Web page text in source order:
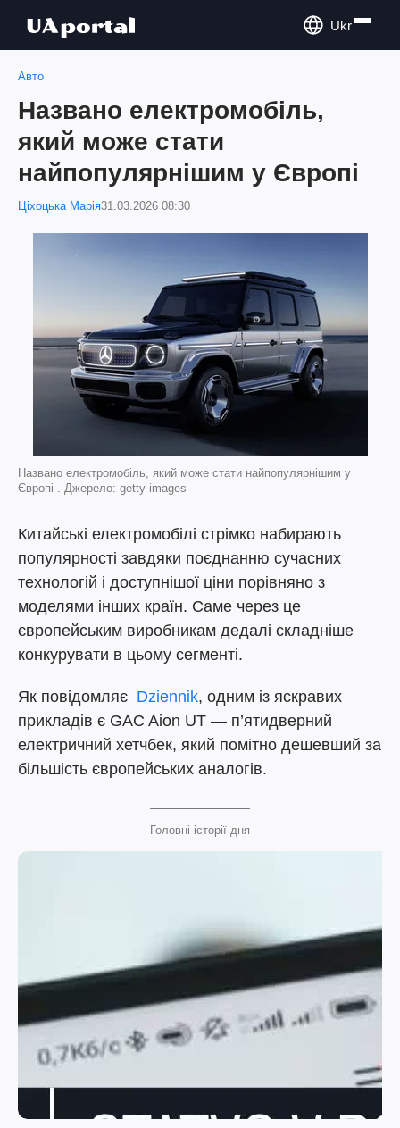
Ukr
Авто
Названо електромобіль,
який може стати
найпопулярнішим у Європі
Ціхоцька Марія31.03.2026 08:30
Названо електромобіль, який може стати найпопулярнішим у
Європі . Джерело: getty images
Китайські електромобілі стрімко набирають
популярності завдяки поєднанню сучасних
технологій і доступнішої ціни порівняно з
моделями інших країн. Саме через це
європейським виробникам дедалі складніше
конкурувати в цьому сегменті.
Як повідомляє Dziennik, одним із яскравих
прикладів є GAC Aion UT — п’ятидверний
електричний хетчбек, який помітно дешевший за
більшість європейських аналогів.
Головні історії дня